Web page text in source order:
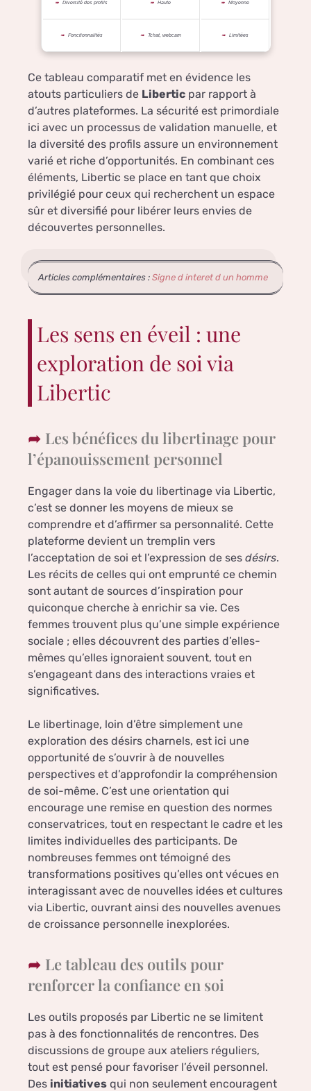
Diversité des profils Haute Moyenne
Fonctionnalités Tchat, webcam Limitées
Ce tableau comparatif met en évidence les
atouts particuliers de Libertic par rapport à
d’autres plateformes. La sécurité est primordiale
ici avec un processus de validation manuelle, et
la diversité des profils assure un environnement
varié et riche d’opportunités. En combinant ces
éléments, Libertic se place en tant que choix
privilégié pour ceux qui recherchent un espace
sûr et diversifié pour libérer leurs envies de
découvertes personnelles.
Articles complémentaires : Signe d interet d un homme
Les sens en éveil : une
exploration de soi via
Libertic
Les bénéfices du libertinage pour
l’épanouissement personnel
Engager dans la voie du libertinage via Libertic,
c’est se donner les moyens de mieux se
comprendre et d’affirmer sa personnalité. Cette
plateforme devient un tremplin vers
l’acceptation de soi et l’expression de ses désirs.
Les récits de celles qui ont emprunté ce chemin
sont autant de sources d’inspiration pour
quiconque cherche à enrichir sa vie. Ces
femmes trouvent plus qu’une simple expérience
sociale ; elles découvrent des parties d’elles-
mêmes qu’elles ignoraient souvent, tout en
s’engageant dans des interactions vraies et
significatives.
Le libertinage, loin d’être simplement une
exploration des désirs charnels, est ici une
opportunité de s’ouvrir à de nouvelles
perspectives et d’approfondir la compréhension
de soi-même. C’est une orientation qui
encourage une remise en question des normes
conservatrices, tout en respectant le cadre et les
limites individuelles des participants. De
nombreuses femmes ont témoigné des
transformations positives qu’elles ont vécues en
interagissant avec de nouvelles idées et cultures
via Libertic, ouvrant ainsi des nouvelles avenues
de croissance personnelle inexplorées.
Le tableau des outils pour
renforcer la confiance en soi
Les outils proposés par Libertic ne se limitent
pas à des fonctionnalités de rencontres. Des
discussions de groupe aux ateliers réguliers,
tout est pensé pour favoriser l’éveil personnel.
Des initiatives qui non seulement encouragent